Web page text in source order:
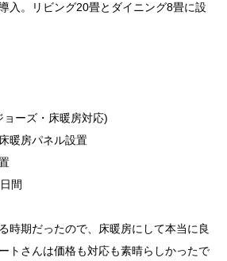
入。リビング20畳とダイニング8畳に設
ーズ・床暖房対応)
暖房パネル設置
間
時期だったので、床暖房にして本当に良
トさんは価格も対応も素晴らしかったで